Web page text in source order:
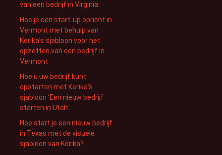
van een bedrijf in Virginia
Hoe je een start-up opricht in
Vermont met behulp van
Kerika’s sjabloon voor het
opzetten van een bedrijf in
Vermont
Hoe u uw bedrijf kunt
opstarten met Kerika’s
sjabloon ‘Een nieuw bedrijf
starten in Utah’
Hoe start je een nieuw bedrijf
in Texas met de visuele
sjabloon van Kerika?